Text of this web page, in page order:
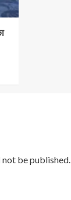
be published.